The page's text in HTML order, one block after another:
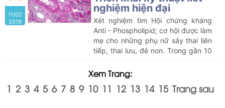
Thanh Hải, huyện Thanh Hà, tỉnh
Hải Dương) đã quyết định đặt
những cái tên ấy cho 2 thiên thần
bé bỏng của mình. Viên mãn hơn
bởi những tưởng người chồng của
chị không có cơ hội được làm bố…
11/02
2019
nghiệm hiện đại
Xét nghiệm tìm Hội chứng kháng
Anti - Phospholipid; cơ hội được làm
mẹ cho những phụ nữ sảy thai liên
tiếp, thai lưu, đẻ non. Trong gần 10
năm trở lại đây, hội chứng
Antiphotpholipit (APS) được sự
quan tâm rất lớn của các thầy
thuốc sản khoa. Phụ nữ mắc hội
Xem Trang:
1 2 3 4 5 6 7 8 9 10 11 12 13 14 15 Trang sau